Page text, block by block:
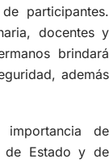
participantes.
docentes y
brindará
además
de
de Estado y de